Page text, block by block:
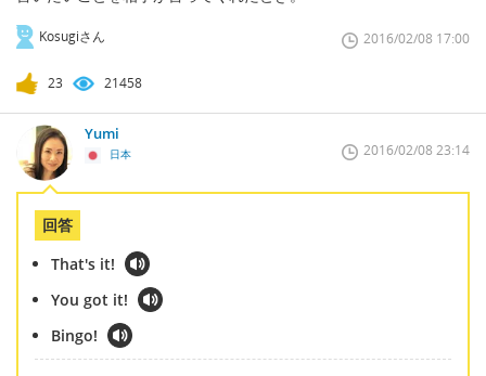
Kosugiさん 2016/02/08 17:00
23 21458
Yumi
日本 2016/02/08 23:14
回答
That's it!
You got it!
Bingo!